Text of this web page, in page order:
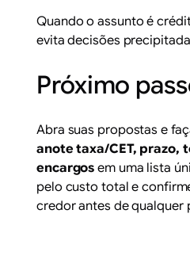
Quando o assunto é
evita decisões
Próximo
Abra suas propostas e
anote taxa/CET, prazo,
encargos em uma lista
pelo custo total e
credor antes de qualquer